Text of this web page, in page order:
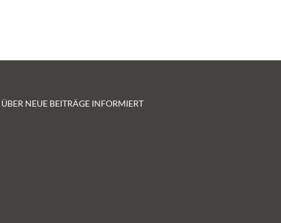
ÜBER NEUE BEITRÄGE INFORMIERT